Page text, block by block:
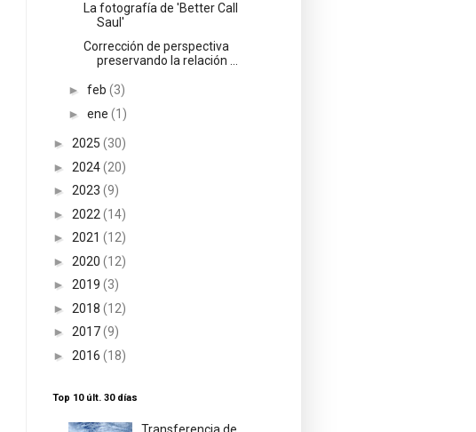
La fotografía de 'Better Call
Saul'
Corrección de perspectiva
preservando la relación ...
► feb (3)
► ene (1)
► 2025 (30)
► 2024(20)
► 2023 (9)
► 2022 (14)
► 2021 (12)
► 2020 (12)
► 2019 (3)
► 2018 (12)
► 2017(9)
► 2016 (18)
Top 10 últ. 30 días